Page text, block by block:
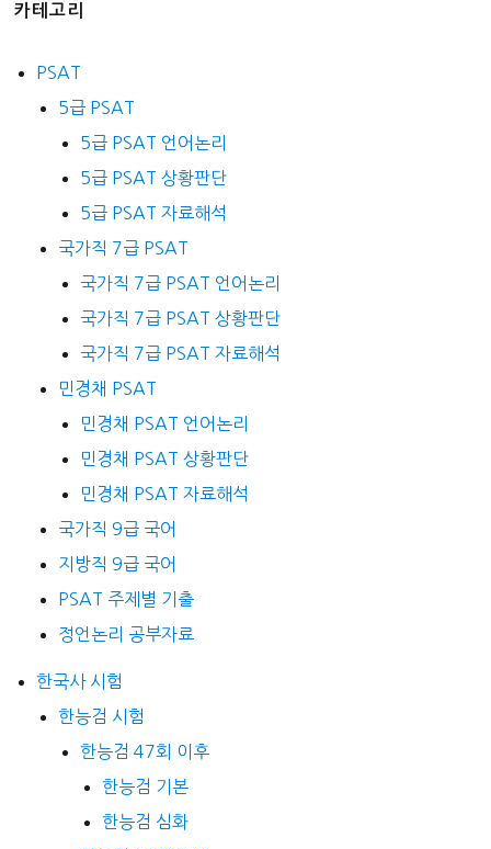
카테고리
PSAT
5급 PSAT
5급 PSAT 언어논리
5급 PSAT 상황판단
5급 PSAT 자료해석
국가직 7급 PSAT
국가직 7급 PSAT 언어논리
국가직 7급 PSAT 상황판단
국가직 7급 PSAT 자료해석
민경채 PSAT
민경채 PSAT 언어논리
민경채 PSAT 상황판단
민경채 PSAT 자료해석
국가직 9급 국어
지방직 9급 국어
PSAT 주제별 기출
정언논리 공부자료
한국사 시험
한능검 시험
한능검 47회 이후
한능검 기본
한능검 심화